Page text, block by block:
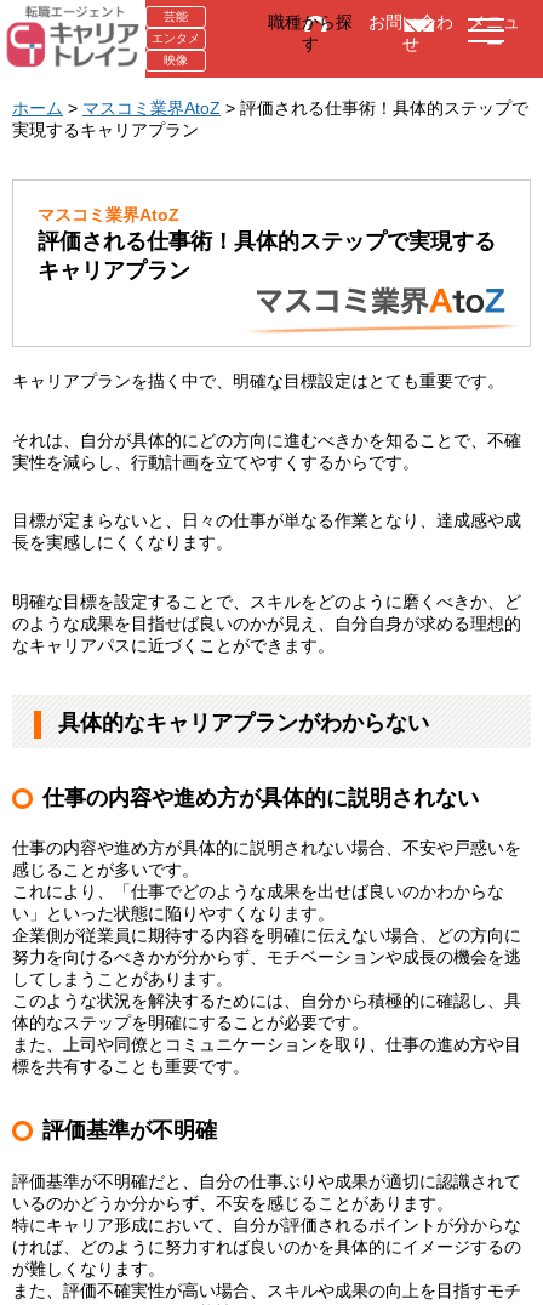
芸能
エンタメ
映像
職種から探
す
お問い合わ
せ
メニュ
ー
ホーム > マスコミ業界AtoZ > 評価される仕事術！具体的ステップで
実現するキャリアプラン
マスコミ業界AtoZ
評価される仕事術！具体的ステップで実現する
キャリアプラン
キャリアプランを描く中で、明確な目標設定はとても重要です。
それは、自分が具体的にどの方向に進むべきかを知ることで、不確
実性を減らし、行動計画を立てやすくするからです。
目標が定まらないと、日々の仕事が単なる作業となり、達成感や成
長を実感しにくくなります。
明確な目標を設定することで、スキルをどのように磨くべきか、ど
のような成果を目指せば良いのかが見え、自分自身が求める理想的
なキャリアパスに近づくことができます。
具体的なキャリアプランがわからない
仕事の内容や進め方が具体的に説明されない
仕事の内容や進め方が具体的に説明されない場合、不安や戸惑いを
感じることが多いです。
これにより、「仕事でどのような成果を出せば良いのかわからな
い」といった状態に陥りやすくなります。
企業側が従業員に期待する内容を明確に伝えない場合、どの方向に
努力を向けるべきかが分からず、モチベーションや成長の機会を逃
してしまうことがあります。
このような状況を解決するためには、自分から積極的に確認し、具
体的なステップを明確にすることが必要です。
また、上司や同僚とコミュニケーションを取り、仕事の進め方や目
標を共有することも重要です。
評価基準が不明確
評価基準が不明確だと、自分の仕事ぶりや成果が適切に認識されて
いるのかどうか分からず、不安を感じることがあります。
特にキャリア形成において、自分が評価されるポイントが分からな
ければ、どのように努力すれば良いのかを具体的にイメージするの
が難しくなります。
また、評価不確実性が高い場合、スキルや成果の向上を目指すモチ